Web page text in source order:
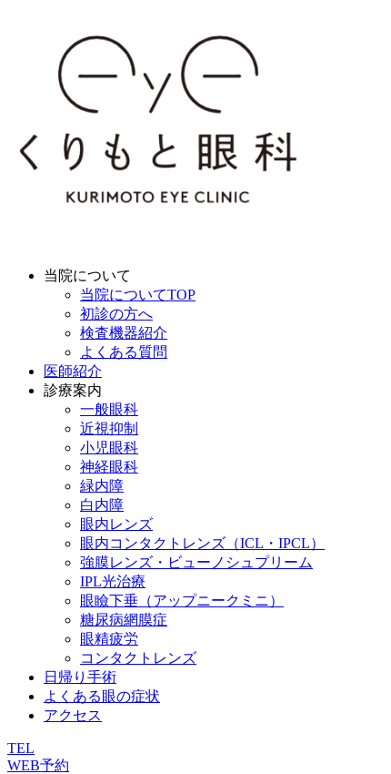
当院について
当院についてTOP
初診の方へ
検査機器紹介
よくある質問
医師紹介
診療案内
一般眼科
近視抑制
小児眼科
神経眼科
緑内障
白内障
眼内レンズ
眼内コンタクトレンズ（ICL・IPCL）
強膜レンズ・ビューノシュプリーム
IPL光治療
眼瞼下垂（アップニークミニ）
糖尿病網膜症
眼精疲労
コンタクトレンズ
日帰り手術
よくある眼の症状
アクセス
TEL
WEB予約